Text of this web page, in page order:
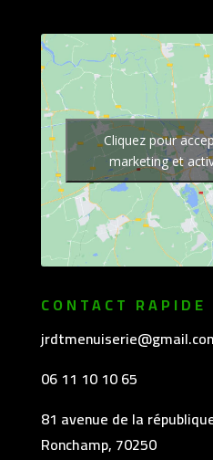
Cliquez pour
marketing et
CONTACT RAPIDE
06 11 10 10 65
81 avenue de la
Ronchamp, 70250